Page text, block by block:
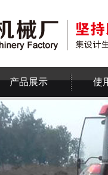
产品展示 使